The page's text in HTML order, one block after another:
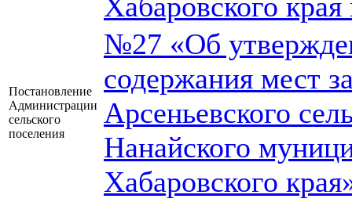
Хабаровского
Постановление
Администрации
сельского
поселения
№27 «Об
содержания мест
Арсеньевского
Нанайского
Хабаровского